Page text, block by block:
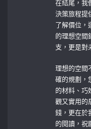
在結尾，我
決策旅程提
了解價位，
的理想空間
支，更是對
理想的空間
確的規劃，
的材料、巧
觀又實用的
錢，更在於
的閱讀，祝